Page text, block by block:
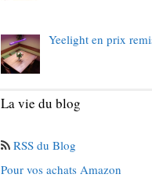
Yeelight en prix
La vie du blog
RSS du Blog
Pour vos achats Amazon